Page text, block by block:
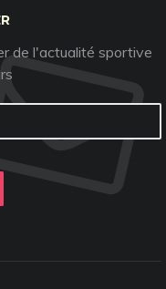
de l'actualité sportive